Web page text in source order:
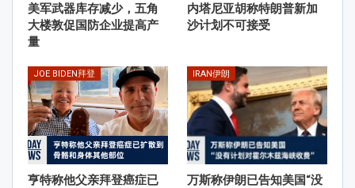
美军武器库存减少，五角
大楼敦促国防企业提高产
量
内塔尼亚胡称特朗普新加
沙计划不可接受
JOE BIDEN拜登
亨特称他父亲拜登癌症已
IRAN伊朗
万斯称伊朗已告知美国“没